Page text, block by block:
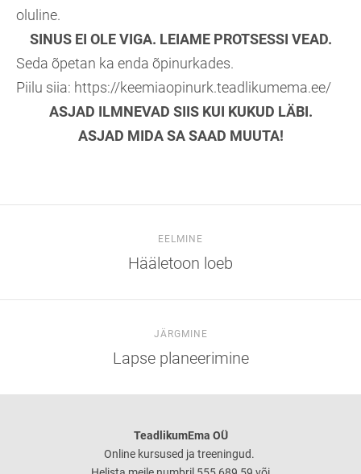
oluline.
SINUS EI OLE VIGA. LEIAME PROTSESSI VEAD.
Seda õpetan ka enda õpinurkades.
Piilu siia: https://keemiaopinurk.teadlikumema.ee/
ASJAD ILMNEVAD SIIS KUI KUKUD LÄBI.
ASJAD MIDA SA SAAD MUUTA!
EELMINE
Hääletoon loeb
JÄRGMINE
Lapse planeerimine
TeadlikumEma OÜ
Online kursused ja treeningud.